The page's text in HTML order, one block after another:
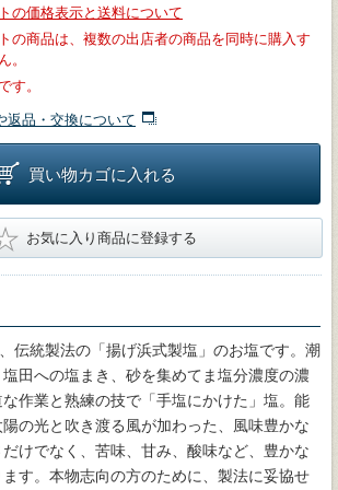
の価格表示と送料について
の商品は、複数の出店者の商品を同時に購入す
。
す。
返品・交換について
買い物カゴに入れる
お気に入り商品に登録する
伝統製法の「揚げ浜式製塩」のお塩です。潮
田への塩まき、砂を集めてま塩分濃度の濃
作業と熟練の技で「手塩にかけた」塩。能
の光と吹き渡る風が加わった、風味豊かな
けでなく、苦味、甘み、酸味など、豊かな
す。本物志向の方のために、製法に妥協せ